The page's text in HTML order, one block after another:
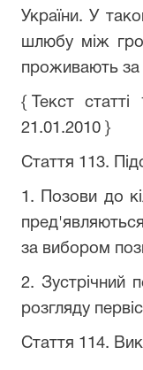
України. У
шлюбу між
проживають за
{ Текст
21.01.2010 }
Стаття 113.
1. Позови до
за вибором
2. Зустрічний
розгляду
Стаття 114.